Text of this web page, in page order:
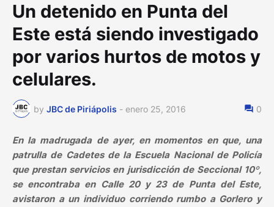
Un detenido en Punta del
Este está siendo investigado
por varios hurtos de motos y
celulares.
by JBC de Piriápolis - enero 25, 2016 0
En la madrugada de ayer, en momentos en que, una
patrulla de Cadetes de la Escuela Nacional de Policía
que prestan servicios en jurisdicción de Seccional 10º,
se encontraba en Calle 20 y 23 de Punta del Este,
avistaron a un individuo corriendo rumbo a Gorlero y